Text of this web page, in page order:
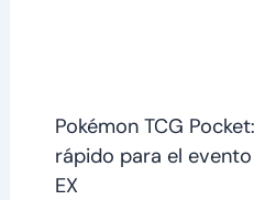
Pokémon TCG
rápido para el
EX